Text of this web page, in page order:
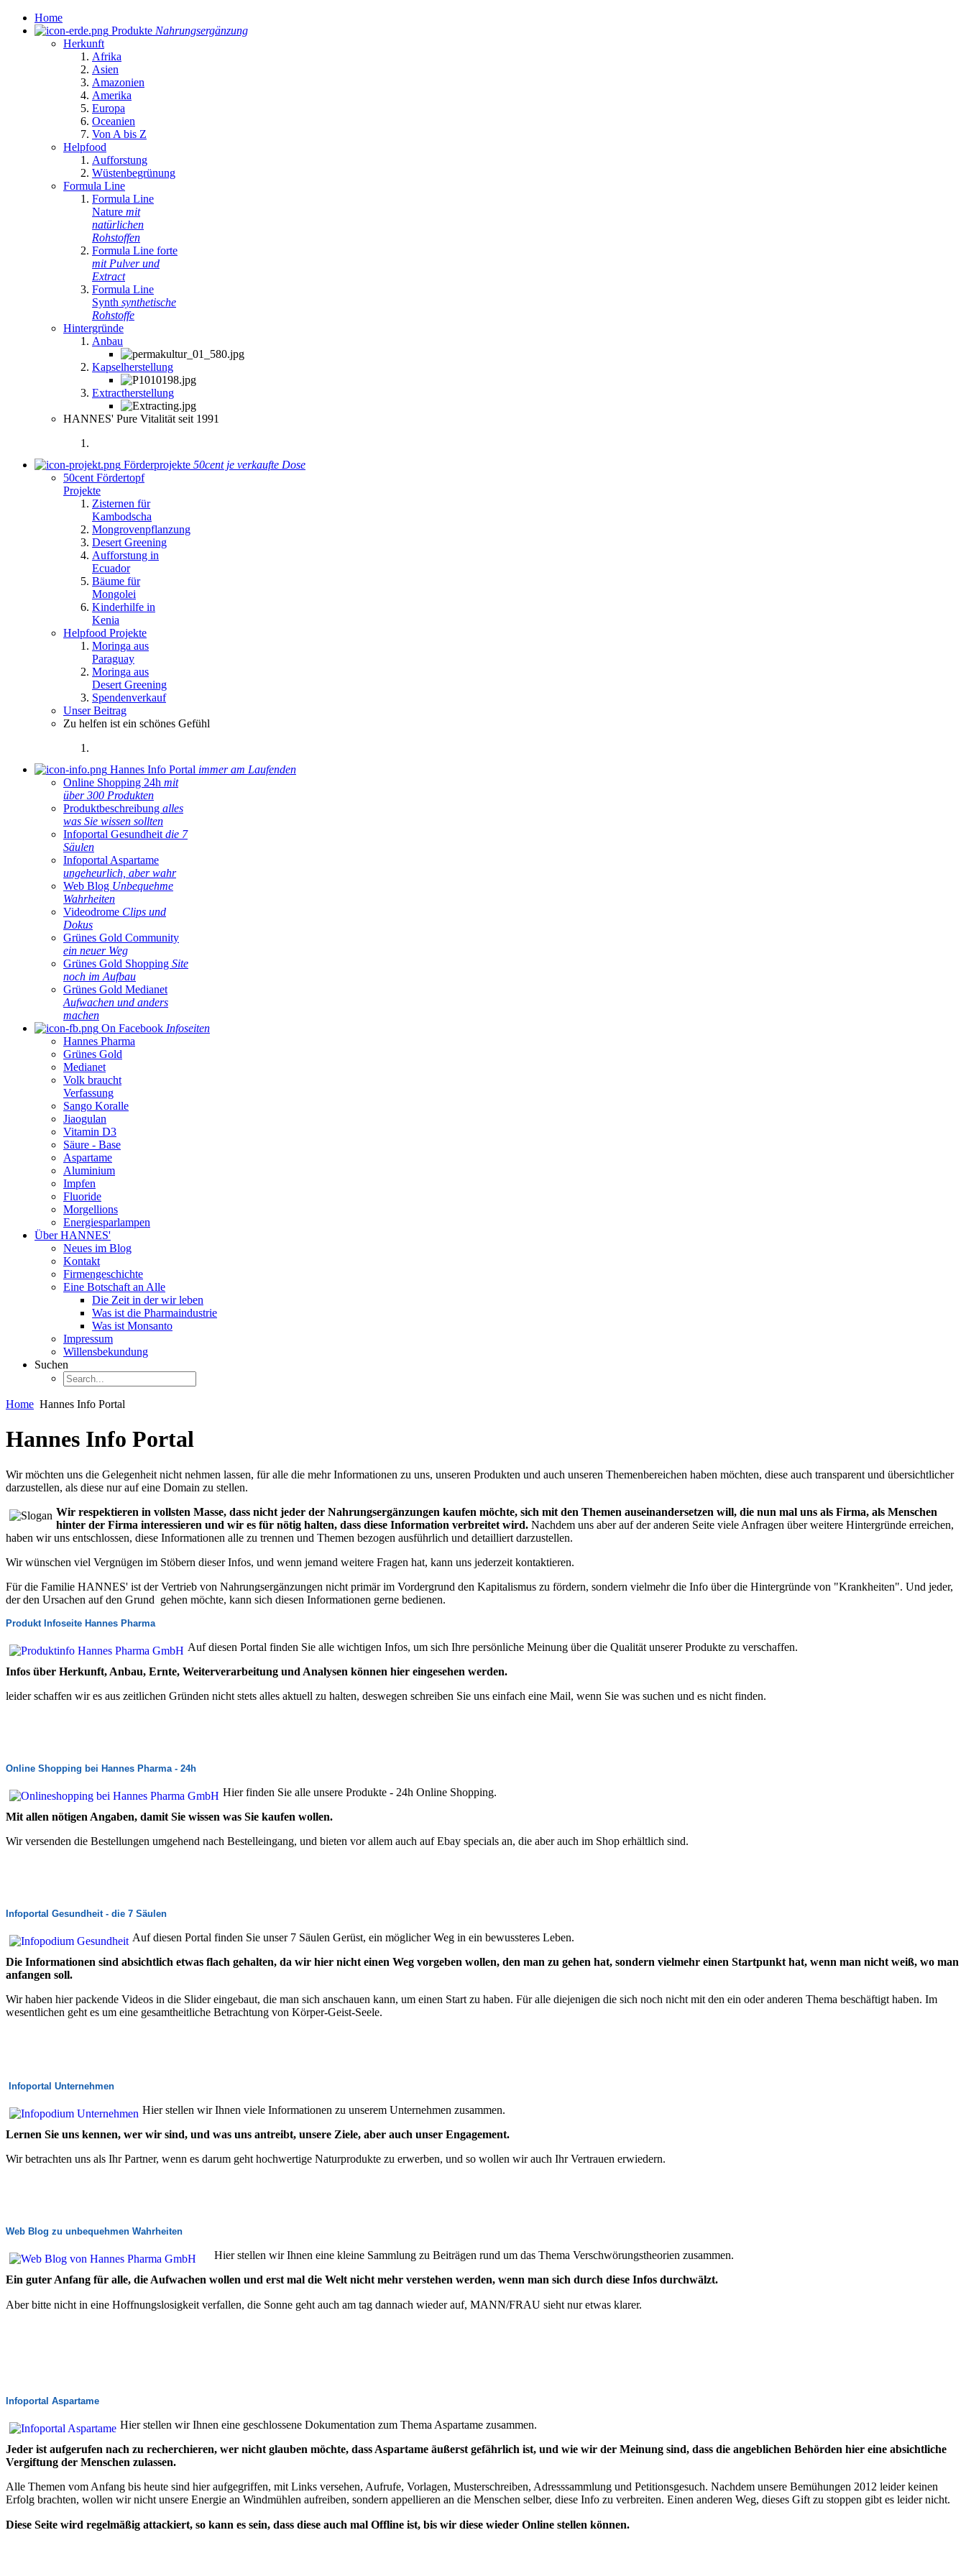
Home
Produkte Nahrungsergänzung
Herkunft
Afrika
Asien
Amazonien
Amerika
Europa
Oceanien
Von A bis Z
Helpfood
Aufforstung
Wüstenbegrünung
Formula Line
Formula Line
Nature mit
natürlichen
Rohstoffen
Formula Line forte
mit Pulver und
Extract
Formula Line
Synth synthetische
Rohstoffe
Hintergründe
Anbau
Kapselherstellung
Extractherstellung
HANNES' Pure Vitalität seit 1991
Förderprojekte 50cent je verkaufte Dose
50cent Fördertopf
Projekte
Zisternen für
Kambodscha
Mongrovenpflanzung
Desert Greening
Aufforstung in
Ecuador
Bäume für
Mongolei
Kinderhilfe in
Kenia
Helpfood Projekte
Moringa aus
Paraguay
Moringa aus
Desert Greening
Spendenverkauf
Unser Beitrag
Zu helfen ist ein schönes Gefühl
Hannes Info Portal immer am Laufenden
Online Shopping 24h mit
über 300 Produkten
Produktbeschreibung alles
was Sie wissen sollten
Infoportal Gesundheit die 7
Säulen
Infoportal Aspartame
ungeheurlich, aber wahr
Web Blog Unbequehme
Wahrheiten
Videodrome Clips und
Dokus
Grünes Gold Community
ein neuer Weg
Grünes Gold Shopping Site
noch im Aufbau
Grünes Gold Medianet
Aufwachen und anders
machen
On Facebook Infoseiten
Hannes Pharma
Grünes Gold
Medianet
Volk braucht
Verfassung
Sango Koralle
Jiaogulan
Vitamin D3
Säure - Base
Aspartame
Aluminium
Impfen
Fluoride
Morgellions
Energiesparlampen
Über HANNES'
Neues im Blog
Kontakt
Firmengeschichte
Eine Botschaft an Alle
Die Zeit in der wir leben
Was ist die Pharmaindustrie
Was ist Monsanto
Impressum
Willensbekundung
Suchen
Home Hannes Info Portal
Hannes Info Portal
Wir möchten uns die Gelegenheit nicht nehmen lassen, für alle die mehr Informationen zu uns, unseren Produkten und auch unseren Themenbereichen haben möchten, diese auch transparent und übersichtlicher
darzustellen, als diese nur auf eine Domain zu stellen.
Wir respektieren in vollsten Masse, dass nicht jeder der Nahrungsergänzungen kaufen möchte, sich mit den Themen auseinandersetzen will, die nun mal uns als Firma, als Menschen
hinter der Firma interessieren und wir es für nötig halten, dass diese Information verbreitet wird. Nachdem uns aber auf der anderen Seite viele Anfragen über weitere Hintergründe erreichen,
haben wir uns entschlossen, diese Informationen alle zu trennen und Themen bezogen ausführlich und detailliert darzustellen.
Wir wünschen viel Vergnügen im Stöbern dieser Infos, und wenn jemand weitere Fragen hat, kann uns jederzeit kontaktieren.
Für die Familie HANNES' ist der Vertrieb von Nahrungsergänzungen nicht primär im Vordergrund den Kapitalismus zu fördern, sondern vielmehr die Info über die Hintergründe von "Krankheiten". Und jeder,
der den Ursachen auf den Grund gehen möchte, kann sich diesen Informationen gerne bedienen.
Produkt Infoseite Hannes Pharma
Auf diesen Portal finden Sie alle wichtigen Infos, um sich Ihre persönliche Meinung über die Qualität unserer Produkte zu verschaffen.
Infos über Herkunft, Anbau, Ernte, Weiterverarbeitung und Analysen können hier eingesehen werden.
leider schaffen wir es aus zeitlichen Gründen nicht stets alles aktuell zu halten, deswegen schreiben Sie uns einfach eine Mail, wenn Sie was suchen und es nicht finden.
Online Shopping bei Hannes Pharma - 24h
Hier finden Sie alle unsere Produkte - 24h Online Shopping.
Mit allen nötigen Angaben, damit Sie wissen was Sie kaufen wollen.
Wir versenden die Bestellungen umgehend nach Bestelleingang, und bieten vor allem auch auf Ebay specials an, die aber auch im Shop erhältlich sind.
Infoportal Gesundheit - die 7 Säulen
Auf diesen Portal finden Sie unser 7 Säulen Gerüst, ein möglicher Weg in ein bewussteres Leben.
Die Informationen sind absichtlich etwas flach gehalten, da wir hier nicht einen Weg vorgeben wollen, den man zu gehen hat, sondern vielmehr einen Startpunkt hat, wenn man nicht weiß, wo man
anfangen soll.
Wir haben hier packende Videos in die Slider eingebaut, die man sich anschauen kann, um einen Start zu haben. Für alle diejenigen die sich noch nicht mit den ein oder anderen Thema beschäftigt haben. Im
wesentlichen geht es um eine gesamtheitliche Betrachtung von Körper-Geist-Seele.
Infoportal Unternehmen
Hier stellen wir Ihnen viele Informationen zu unserem Unternehmen zusammen.
Lernen Sie uns kennen, wer wir sind, und was uns antreibt, unsere Ziele, aber auch unser Engagement.
Wir betrachten uns als Ihr Partner, wenn es darum geht hochwertige Naturprodukte zu erwerben, und so wollen wir auch Ihr Vertrauen erwiedern.
Web Blog zu unbequehmen Wahrheiten
Hier stellen wir Ihnen eine kleine Sammlung zu Beiträgen rund um das Thema Verschwörungstheorien zusammen.
Ein guter Anfang für alle, die Aufwachen wollen und erst mal die Welt nicht mehr verstehen werden, wenn man sich durch diese Infos durchwälzt.
Aber bitte nicht in eine Hoffnungslosigkeit verfallen, die Sonne geht auch am tag dannach wieder auf, MANN/FRAU sieht nur etwas klarer.
Infoportal Aspartame
Hier stellen wir Ihnen eine geschlossene Dokumentation zum Thema Aspartame zusammen.
Jeder ist aufgerufen nach zu recherchieren, wer nicht glauben möchte, dass Aspartame äußerst gefährlich ist, und wie wir der Meinung sind, dass die angeblichen Behörden hier eine absichtliche
Vergiftung der Menschen zulassen.
Alle Themen vom Anfang bis heute sind hier aufgegriffen, mit Links versehen, Aufrufe, Vorlagen, Musterschreiben, Adresssammlung und Petitionsgesuch. Nachdem unsere Bemühungen 2012 leider keinen
Erfolg brachten, wollen wir nicht unsere Energie an Windmühlen aufreiben, sondern appellieren an die Menschen selber, diese Info zu verbreiten. Einen anderen Weg, dieses Gift zu stoppen gibt es leider nicht.
Diese Seite wird regelmäßig attackiert, so kann es sein, dass diese auch mal Offline ist, bis wir diese wieder Online stellen können.